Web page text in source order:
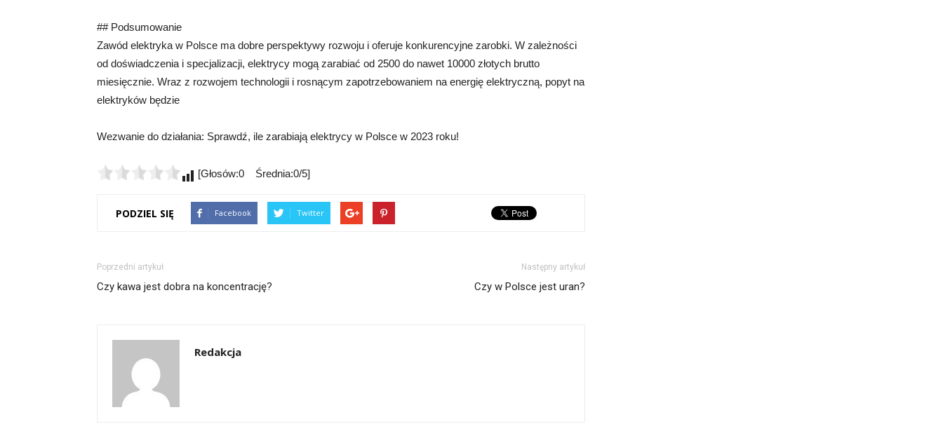
## Podsumowanie
Zawód elektryka w Polsce ma dobre perspektywy rozwoju i oferuje konkurencyjne zarobki. W zależności
od doświadczenia i specjalizacji, elektrycy mogą zarabiać od 2500 do nawet 10000 złotych brutto
miesięcznie. Wraz z rozwojem technologii i rosnącym zapotrzebowaniem na energię elektryczną, popyt na
elektryków będzie
Wezwanie do działania: Sprawdź, ile zarabiają elektrycy w Polsce w 2023 roku!
[Głosów:0 Średnia:0/5]
PODZIEL SIĘ Facebook Twitter
Poprzedni artykuł
Czy kawa jest dobra na koncentrację?
Następny artykuł
Czy w Polsce jest uran?
Redakcja